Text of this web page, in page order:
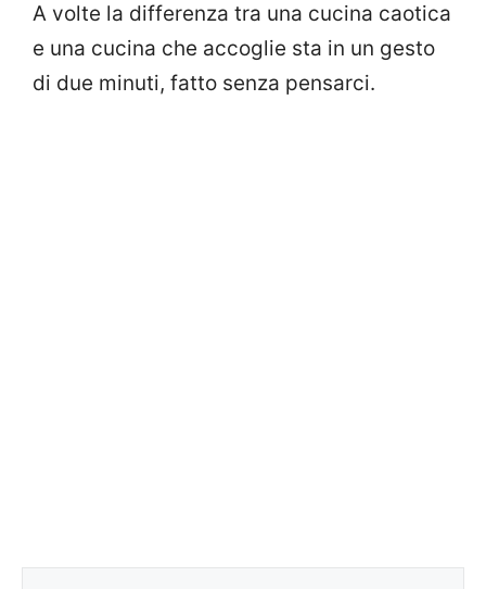
A volte la differenza tra una cucina caotica
e una cucina che accoglie sta in un gesto
di due minuti, fatto senza pensarci.